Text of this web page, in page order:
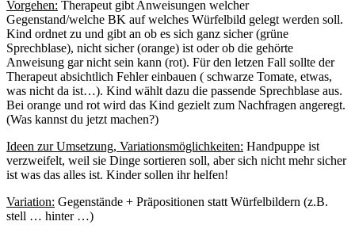
Vorgehen: Therapeut gibt Anweisungen welcher
Gegenstand/welche BK auf welches Würfelbild gelegt werden soll.
Kind ordnet zu und gibt an ob es sich ganz sicher (grüne
Sprechblase), nicht sicher (orange) ist oder ob die gehörte
Anweisung gar nicht sein kann (rot). Für den letzen Fall sollte der
Therapeut absichtlich Fehler einbauen ( schwarze Tomate, etwas,
was nicht da ist…). Kind wählt dazu die passende Sprechblase aus.
Bei orange und rot wird das Kind gezielt zum Nachfragen angeregt.
(Was kannst du jetzt machen?)
Ideen zur Umsetzung, Variationsmöglichkeiten: Handpuppe ist
verzweifelt, weil sie Dinge sortieren soll, aber sich nicht mehr sicher
ist was das alles ist. Kinder sollen ihr helfen!
Variation: Gegenstände + Präpositionen statt Würfelbildern (z.B.
stell … hinter …)